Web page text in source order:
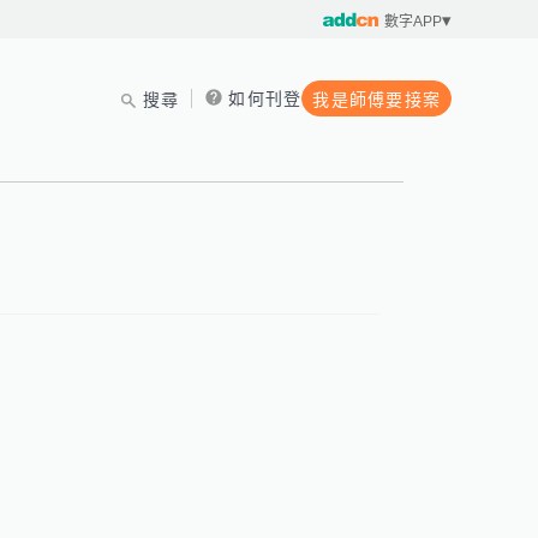
數字APP
搜尋 如何刊登 我是師傅要接案